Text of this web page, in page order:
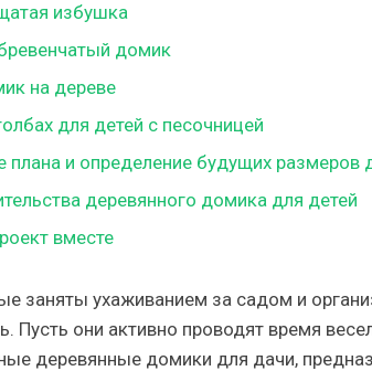
избушка
домик
на дереве
для детей с песочницей
плана и определение будущих размеров
деревянного домика для детей
вместе
заняты ухаживанием за садом и
Пусть они активно проводят время
деревянные домики для дачи,